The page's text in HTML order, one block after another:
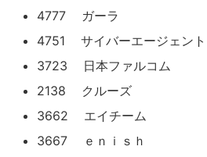
4777 ガーラ
4751 サイバーエージェント
3723 日本ファルコム
2138 クルーズ
3662 エイチーム
3667 ｅｎｉｓｈ